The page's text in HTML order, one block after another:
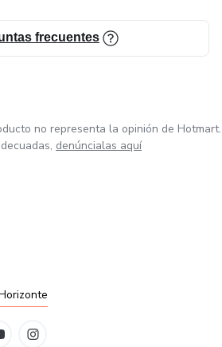
frecuentes
no representa la opinión de Hotmart.
denúncialas aquí